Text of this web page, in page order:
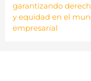
garantizando
y equidad en el
empresarial